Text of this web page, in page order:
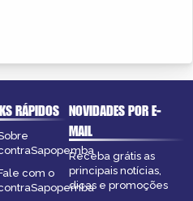
RÁPIDOS
com o
NOVIDADES POR E-
MAIL
Receba grátis as
principais notícias,
dicas e promoções